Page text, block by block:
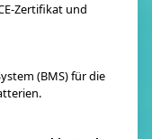
Zertifikat und
(BMS) für die